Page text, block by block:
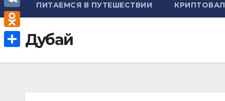
ПИТАЕМСЯ В ПУТЕШЕСТВИИ
Дубай
A
l
e
g
i
b
e
V
K
O